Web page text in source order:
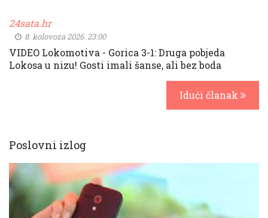
24sata.hr
8. kolovoza 2026. 23:00
VIDEO Lokomotiva - Gorica 3-1: Druga pobjeda
Lokosa u nizu! Gosti imali šanse, ali bez boda
Idući članak
Poslovni izlog